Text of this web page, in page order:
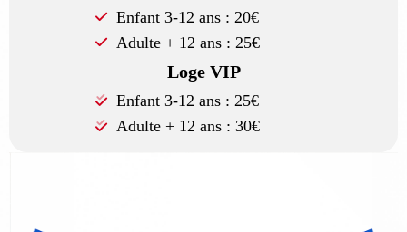
Enfant 3-12 ans : 20€
Adulte + 12 ans : 25€
Loge VIP
Enfant 3-12 ans : 25€
Adulte + 12 ans : 30€